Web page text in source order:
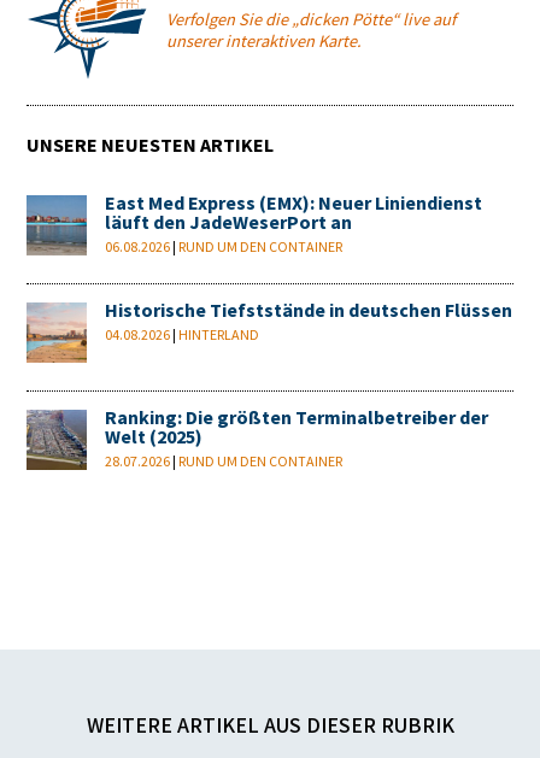
Verfolgen Sie die „dicken Pötte“ live auf
unserer interaktiven Karte.
UNSERE NEUESTEN ARTIKEL
East Med Express (EMX): Neuer Liniendienst
läuft den JadeWeserPort an
06.08.2026 |RUND UM DEN CONTAINER
Historische Tiefststände in deutschen Flüssen
04.08.2026 |HINTERLAND
Ranking: Die größten Terminalbetreiber der
Welt (2025)
28.07.2026 |RUND UM DEN CONTAINER
WEITERE ARTIKEL AUS DIESER RUBRIK